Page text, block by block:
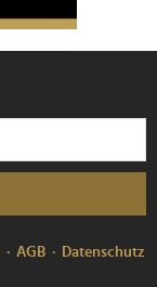
AGB
Datenschutz